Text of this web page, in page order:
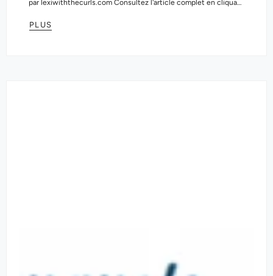
par lexiwiththecurls.com Consultez l'article complet en cliquant
PLUS